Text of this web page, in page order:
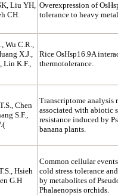
Liu YH,
CH.
Overexpression of
tolerance to heavy
Wu C.R.,
X.J.,
Lin K.F.,
Rice OsHsp16.9A
thermotolerance.
Chen
S.F.,
Transcriptome analysis
associated with abiotic
resistance induced by
banana plants.
Hsieh
G.H
Common cellular
cold stress tolerance
by metabolites of
Phalaenopsis orchids.